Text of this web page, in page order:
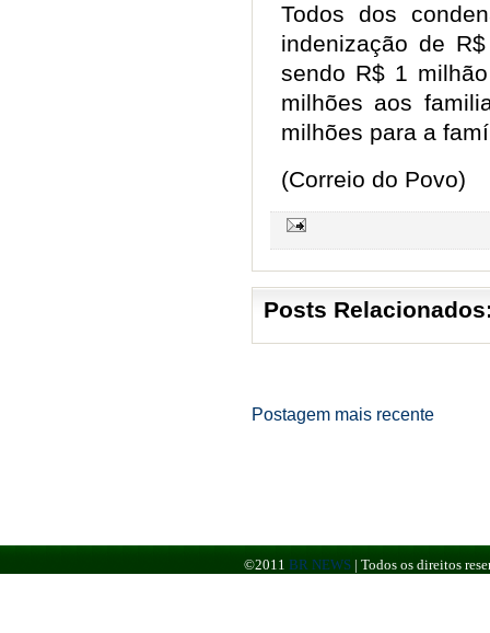
Todos dos
indenização de
sendo R$ 1
milhões aos
milhões para a
(Correio do Povo)
Posts
Postagem mais recente
©2011 BR NEWS | Todos os direitos